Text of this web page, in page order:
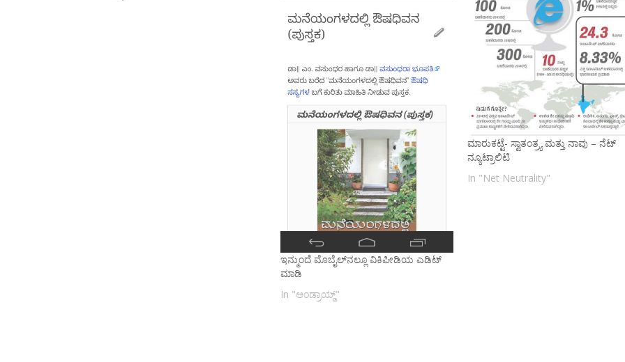
ಇನ್ಮುಂದೆ ಮೊಬೈಲ್‌ನಲ್ಲೂ ವಿಕಿಪೀಡಿಯ ಎಡಿಟ್
ಮಾಡಿ
In "ಆಂಡ್ರಾಯ್ಡ್"
ಮಾರುಕಟ್ಟೆ- ಸ್ವಾತಂತ್ರ್ಯ ಮತ್ತು ನಾವು – ನೆಟ್
ನ್ಯೂಟ್ರಾಲಿಟಿ
In "Net Neutrality"